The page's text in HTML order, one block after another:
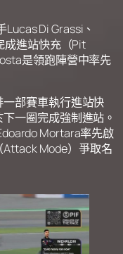
Di Grassi、
成進站快充（Pit
是領跑陣營中率先
部賽車執行進站快
一圈完成強制進站。
Mortara率先啟
Mode）爭取名